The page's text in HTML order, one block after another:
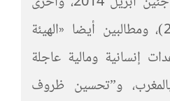
في 18 غشت 2014)، ومطالبين أيضا «الهيئة
إنسانية ومالية عاجلة
و”تحسين ظروف